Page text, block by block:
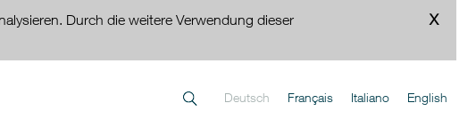
Durch die weitere Verwendung dieser
Deutsch Français Italiano English